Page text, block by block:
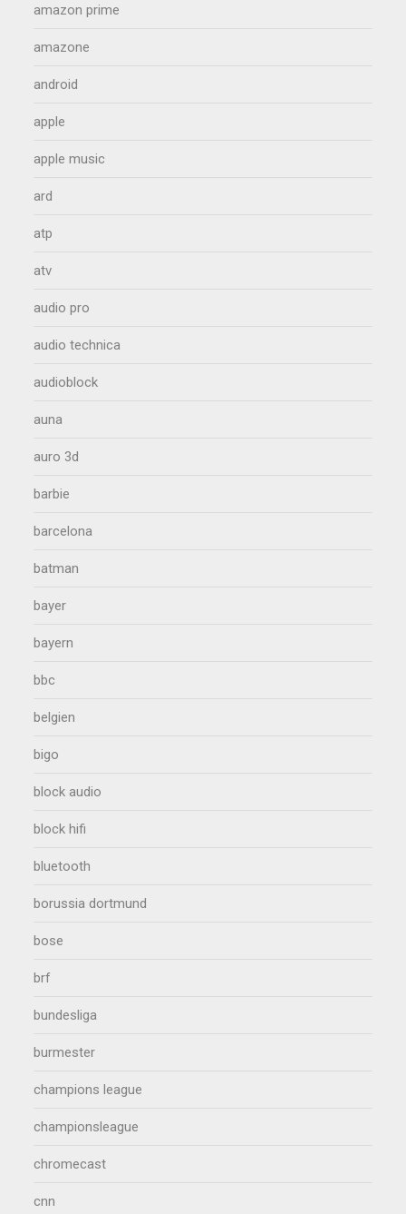
amazon prime
amazone
android
apple
apple music
ard
atp
atv
audio pro
audio technica
audioblock
auna
auro 3d
barbie
barcelona
batman
bayer
bayern
bbc
belgien
bigo
block audio
block hifi
bluetooth
borussia dortmund
bose
brf
bundesliga
burmester
champions league
championsleague
chromecast
cnn